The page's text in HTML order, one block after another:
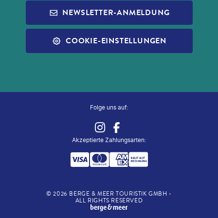
INFOS ZUR PAUSCHALREISE
REISECHECKLISTE
ALLE SERVICES
ZUG ZUM FLUG
ALDI MUSIC
ALDI NORD
NEWSLETTER-ANMELDUNG
COOKIE-EINSTELLUNGEN
Akzeptierte Zahlungsarten:
Folge uns auf:
©2026 BERGE & MEER TOURISTIK GMBH -
ALL RIGHTS RESERVED